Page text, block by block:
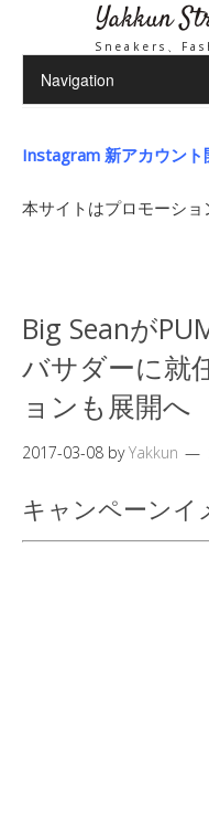
Yakkun
Sneakers、
Instagram 新アカウント
本サイトはプロモーシ
Big Seanが
バサダーに就
ョンも展開へ
2017-03-08 byYakkun
キャンペーンイ